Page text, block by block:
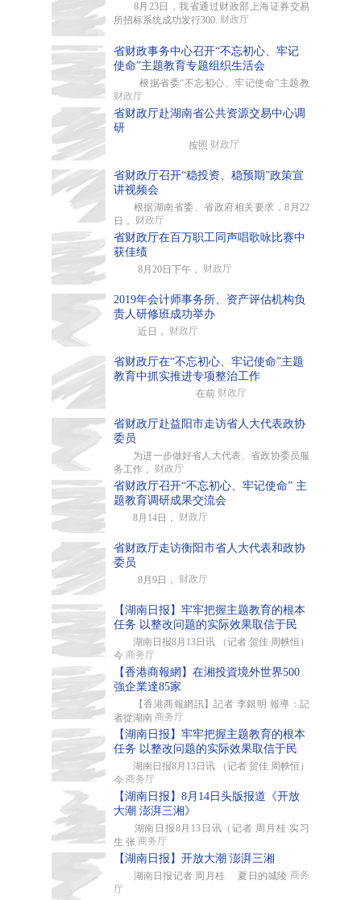
8月23日，我省通过财政部上海证券交易
所招标系统成功发行300. 财政厅
省财政事务中心召开“不忘初心、牢记
使命”主题教育专题组织生活会
根据省委“不忘初心、牢记使命”主题教
财政厅
省财政厅赴湖南省公共资源交易中心调
研
按照 财政厅
省财政厅召开“稳投资、稳预期”政策宣
讲视频会
根据湖南省委、省政府相关要求，8月22
日， 财政厅
省财政厅在百万职工同声唱歌咏比赛中
获佳绩
8月20日下午， 财政厅
2019年会计师事务所、资产评估机构负
责人研修班成功举办
近日， 财政厅
省财政厅在“不忘初心、牢记使命”主题
教育中抓实推进专项整治工作
在前 财政厅
省财政厅赴益阳市走访省人大代表政协
委员
为进一步做好省人大代表、省政协委员服
务工作， 财政厅
省财政厅召开“不忘初心、牢记使命” 主
题教育调研成果交流会
8月14日， 财政厅
省财政厅走访衡阳市省人大代表和政协
委员
8月9日， 财政厅
【湖南日报】牢牢把握主题教育的根本
任务 以整改问题的实际效果取信于民
湖南日报8月13日讯 （记者 贺佳 周帙恒）
今 商务厅
【香港商報網】在湘投資境外世界500
強企業達85家
【香港商報網訊】記者 李銀明 報導：記
者從湖南 商务厅
【湖南日报】牢牢把握主题教育的根本
任务 以整改问题的实际效果取信于民
湖南日报8月13日讯 （记者 贺佳 周帙恒）
今 商务厅
【湖南日报】8月14日头版报道《开放
大潮 澎湃三湘》
湖南日报8月13日讯（记者 周月桂 实习
生 张 商务厅
【湖南日报】开放大潮 澎湃三湘
湖南日报记者 周月桂 夏日的城陵 商务
厅